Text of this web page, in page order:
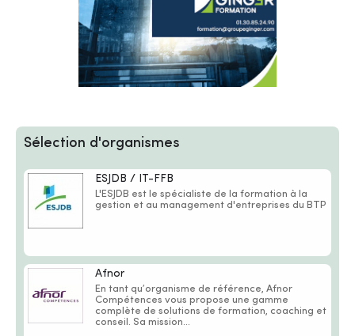
Sélection d'organismes
ESJDB / IT-FFB
L'ESJDB est le spécialiste de la formation à la
gestion et au management d'entreprises du BTP
Afnor
En tant qu’organisme de référence, Afnor
Compétences vous propose une gamme
complète de solutions de formation, coaching et
conseil. Sa mission...